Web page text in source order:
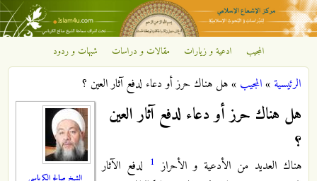
تجاوز إلى المحتوى الرئيسي
مركز
الإشعاع
الإسلامي
المجيب ادعية و زيارات مقالات و دراسات شبهات و ردود
أنت هنا
الرئيسية»المجيب »هل هناك حرز أو دعاء لدفع آثار العين ؟
الشيخ صالح الكرباسي
هل هناك حرز أو دعاء لدفع آثار العين
؟
هناك العديد من الأدعية و الأحراز 1 لدفع الآثار